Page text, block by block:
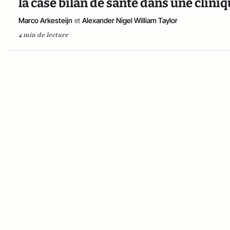
la case bilan de santé dans une
Marco Arkesteijn et Alexander Nigel William Taylor
4 min de lecture